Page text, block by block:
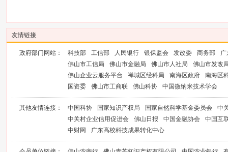
友情链接
政府部门网站： 科技部 工信部 人民银行 银保监会 发改委 商务部
广
佛山市工信局
佛山市金融局 佛山市人社局
佛山市发改
佛山企业云服务平台
禅城区经科局 南海区政府
南海区
国资委
佛山市工商联 佛山科协 中国微纳米技术学会
其他友情连接： 中国科协 国家知识产权局 国家自然科学基金委员会
中
中关村企业信用促进会
佛山日报 中国金融协会
中国互
中财网
广东高校科技成果转化中心